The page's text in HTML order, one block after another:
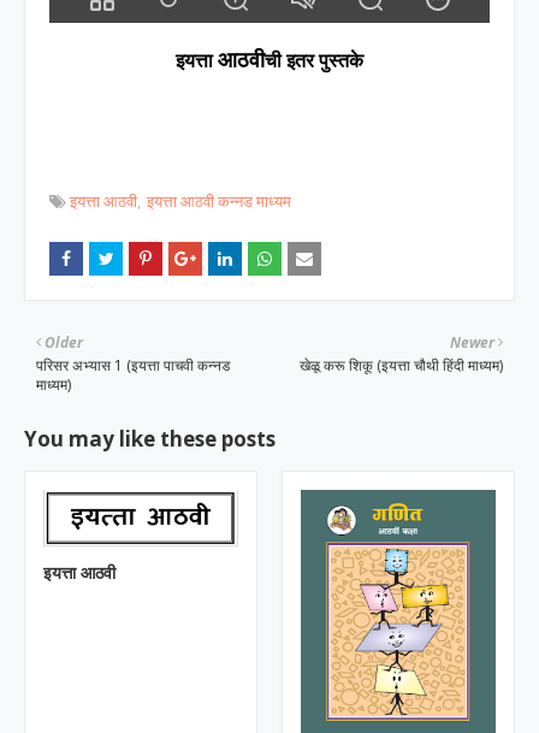
इयत्ताआठवीची इतर पुस्तके
इयत्ता आठवी इयत्ता आठवी कन्नड माध्यम
Newer
खेळू करू शिकू (इयत्ता चौथी हिंदी माध्यम)
Older
परिसर अभ्यास 1 (इयत्ता पाचवी कन्नड
माध्यम)
You may like these posts
इयत्ता आठवी